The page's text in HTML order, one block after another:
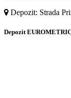
Depozit: Strada
Depozit